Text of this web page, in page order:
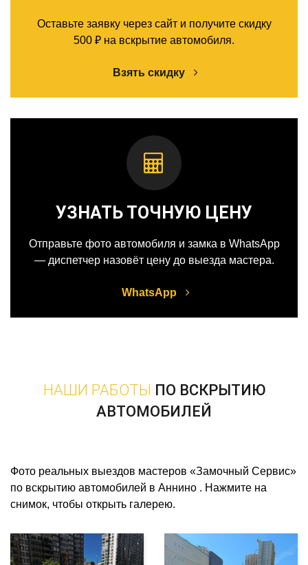
Оставьте заявку через сайт и получите скидку
500 ₽ на вскрытие автомобиля.
Взять скидку
УЗНАТЬ ТОЧНУЮ ЦЕНУ
Отправьте фото автомобиля и замка в WhatsApp
— диспетчер назовёт цену до выезда мастера.
WhatsApp
НАШИ РАБОТЫ ПО ВСКРЫТИЮ
АВТОМОБИЛЕЙ
Фото реальных выездов мастеров «Замочный Сервис»
по вскрытию автомобилей в Аннино . Нажмите на
снимок, чтобы открыть галерею.